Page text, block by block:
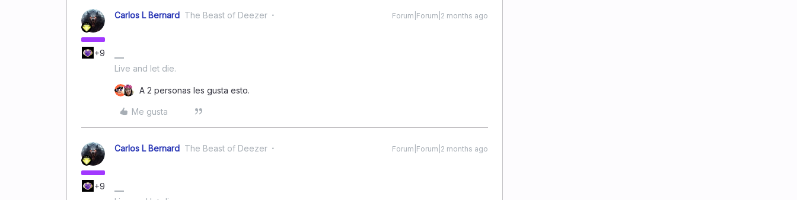
+9
Carlos L Bernard The Beast of Deezer Forum|Forum|2 months ago
Live and let die.
A 2 personas les gusta esto.
Me gusta
+9
Carlos L Bernard The Beast of Deezer Forum|Forum|2 months ago